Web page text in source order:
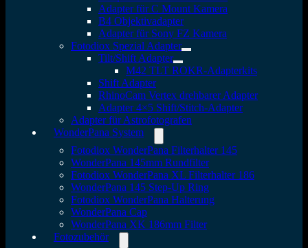
Adapter für C Mount Kamera
B4 Objektivadapter
Adapter für Sony FZ Kamera
Fotodiox Spezial Adapter
Tilt/Shift Adapter
M42 TLT ROKR-Adapterkits
Shift Adapter
RhinoCam Vertex drehbarer Adapter
Adapter 4×5 Shift/Stitch-Adapter
Adapter für Astrofotografen
WonderPana System
Fotodiox WonderPana Filterhalter 145
WonderPana 145mm Rundfilter
Fotodiox WonderPana XL Filterhalter 186
WonderPana 145 Step-Up Ring
Fotodiox WonderPana Halterung
WonderPana Cap
WonderPana XK 186mm Filter
Fotozubehör